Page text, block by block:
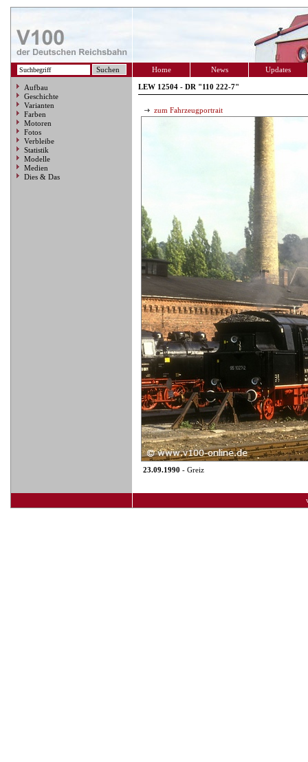
Home News Updates
Aufbau
Geschichte
Varianten
Farben
Motoren
Fotos
Verbleibe
Statistik
Modelle
Medien
Dies & Das
LEW 12504 - DR "110 222-7"
zum Fahrzeugportrait
23.09.1990 - Greiz